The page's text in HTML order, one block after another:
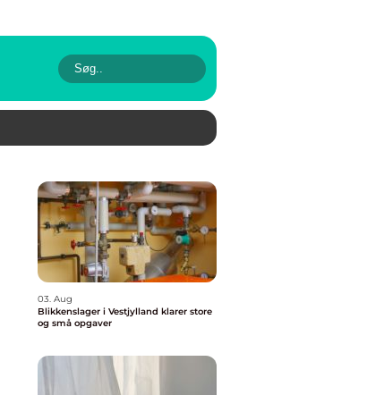
03. Aug
Blikkenslager i Vestjylland klarer store
og små opgaver